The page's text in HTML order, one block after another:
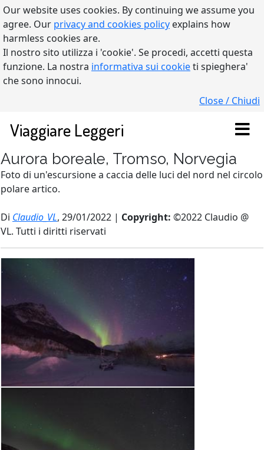
Our website uses cookies. By continuing we assume you
agree. Our privacy and cookies policy explains how
harmless cookies are.
Il nostro sito utilizza i 'cookie'. Se procedi, accetti questa
funzione. La nostra informativa sui cookieti spieghera'
che sono innocui.
Close / Chiudi
Viaggiare Leggeri
Aurora boreale, Tromso, Norvegia
Foto di un'escursione a caccia delle luci del nord nel circolo
polare artico.
Di Claudio_VL, 29/01/2022 | Copyright: ©2022 Claudio @
VL. Tutti i diritti riservati